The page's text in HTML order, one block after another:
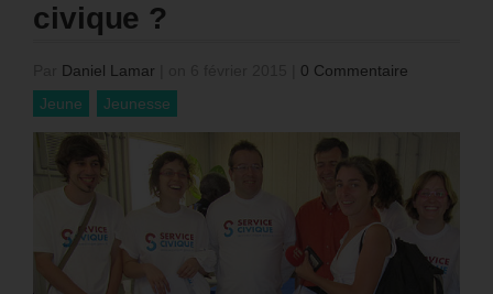
civique ?
Daniel Lamar
0 Commentaire
Jeune
Jeunesse